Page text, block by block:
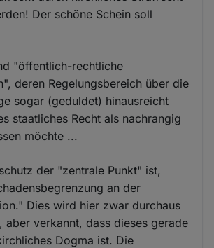
Der schöne Schein soll
"öffentlich-rechtliche
deren Regelungsbereich über die
sogar (geduldet) hinausreicht
staatliches Recht als nachrangig
möchte ...
der "zentrale Punkt" ist,
an der
Dies wird hier zwar durchaus
aber verkannt, dass dieses gerade
Dogma ist. Die